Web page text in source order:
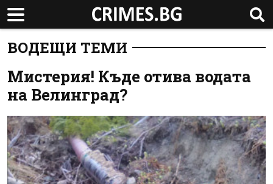
ВОДЕЩИ ТЕМИ
Мистерия! Къде отива водата
на Велинград?